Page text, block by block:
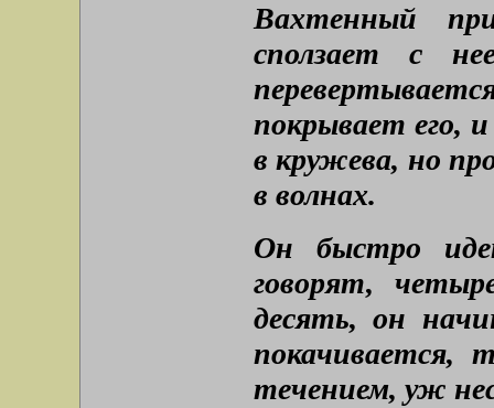
Вахтенный
сползает с
покрывает его,
в кружева, но
в волнах.
Он быстро
говорят,
десять, он
покачивается,
течением, уж